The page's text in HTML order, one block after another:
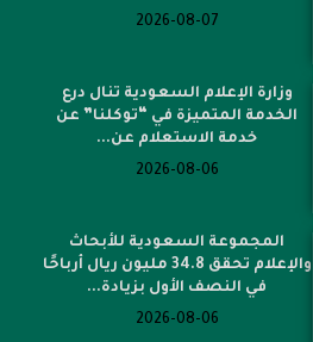
2026-08-07
وزارة الإعلام السعودية تنال درع
الخدمة المتميزة في “توكلنا” عن
خدمة الاستعلام عن...
2026-08-06
المجموعة السعودية للأبحاث
والإعلام تحقق 34.8 مليون ريال أرباحًا
في النصف الأول بزيادة...
2026-08-06